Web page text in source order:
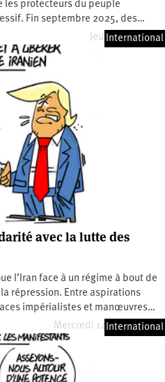
les protecteurs du peuple
Fin septembre 2025, des…
Jeudi 7 mai 2026
International
avec la lutte des
l’Iran face à un régime à bout de
répression. Entre aspirations
impérialistes et manœuvres…
Mercredi 14 janvier 2026
International